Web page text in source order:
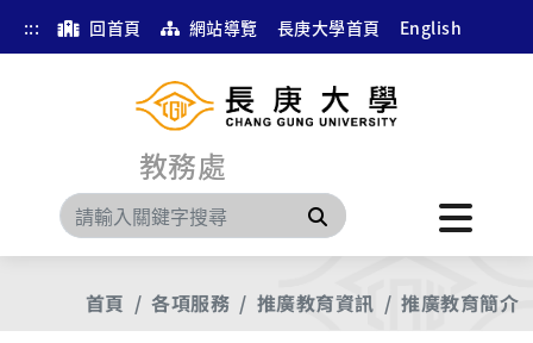
::: 回首頁 網站導覽 長庚大學首頁 English
教務處
搜尋
首頁 各項服務 推廣教育資訊 推廣教育簡介